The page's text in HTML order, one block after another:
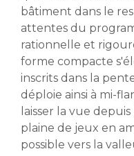
bâtiment dans le
attentes du
rationnelle et
forme compacte
inscrits dans la
déploie ainsi à mi-
laisser la vue
plaine de jeux en
possible vers la